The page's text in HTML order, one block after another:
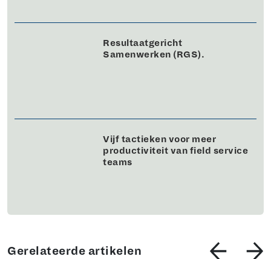
Resultaatgericht
Samenwerken (RGS).
Vijf tactieken voor meer
productiviteit van field service
teams
Gerelateerde artikelen